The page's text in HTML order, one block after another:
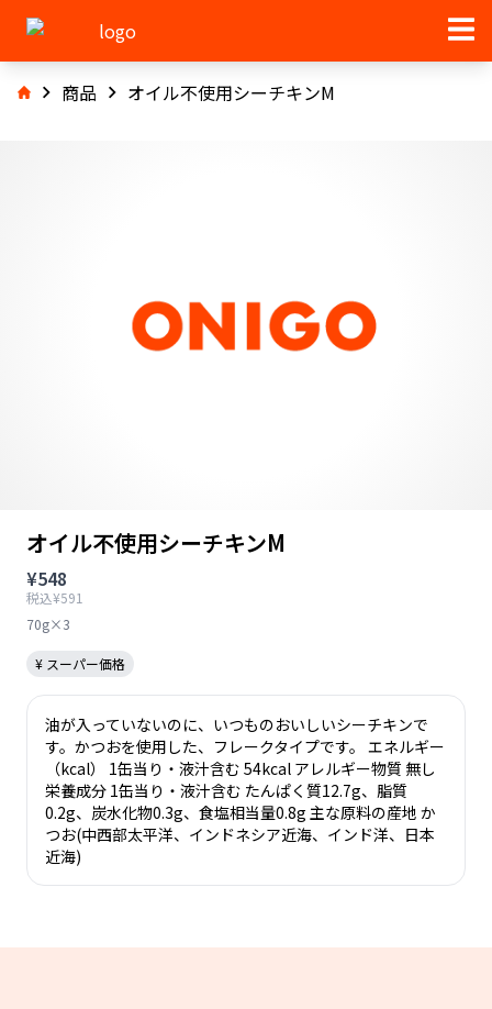
商品 オイル不使用シーチキンM
オイル不使用シーチキンM
¥548
税込¥591
70g×3
¥ スーパー価格
油が入っていないのに、いつものおいしいシーチキンで
す。かつおを使用した、フレークタイプです。 エネルギー
（kcal） 1缶当り・液汁含む 54kcal アレルギー物質 無し
栄養成分 1缶当り・液汁含む たんぱく質12.7g、脂質
0.2g、炭水化物0.3g、食塩相当量0.8g 主な原料の産地 か
つお(中西部太平洋、インドネシア近海、インド洋、日本
近海)